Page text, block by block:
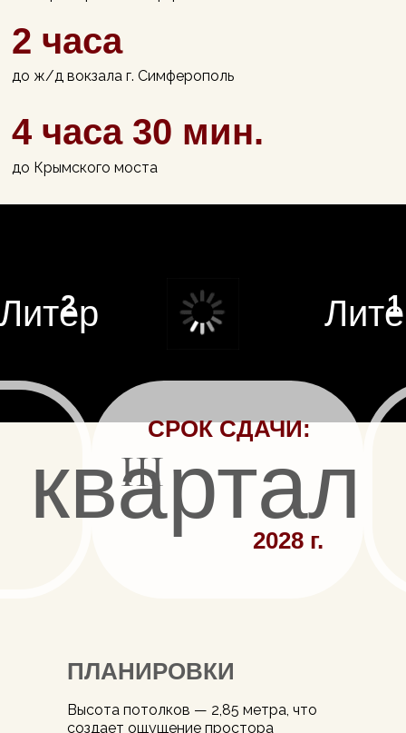
4 часа 30 мин.
до Крымского моста
2 часа
до ж/д вокзала г. Симферополь
Литер 1
2
2028 г.
СРОК СДАЧИ:
квартал
Высота потолков — 2,85 метра, что
создает ощущение простора
ПЛАНИРОВКИ